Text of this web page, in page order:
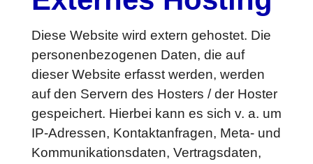
Diese Website wird extern gehostet. Die
personenbezogenen Daten, die auf
dieser Website erfasst werden, werden
auf den Servern des Hosters / der Hoster
gespeichert. Hierbei kann es sich v. a. um
IP-Adressen, Kontaktanfragen, Meta- und
Kommunikationsdaten, Vertragsdaten,